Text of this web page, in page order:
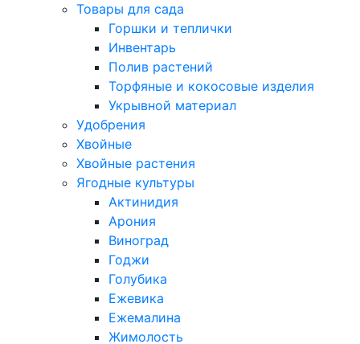
Товары для сада
Горшки и теплички
Инвентарь
Полив растений
Торфяные и кокосовые изделия
Укрывной материал
Удобрения
Хвойные
Хвойные растения
Ягодные культуры
Актинидия
Арония
Виноград
Годжи
Голубика
Ежевика
Ежемалина
Жимолость